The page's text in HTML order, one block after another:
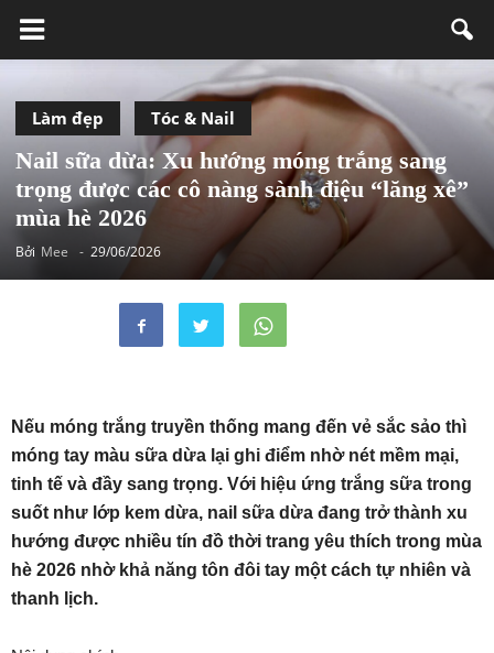
Làm đẹp Tóc & Nail
Nail sữa dừa: Xu hướng móng trắng sang
trọng được các cô nàng sành điệu “lăng xê”
mùa hè 2026
Bởi Mee - 29/06/2026
Nếu móng trắng truyền thống mang đến vẻ sắc sảo thì
móng tay màu sữa dừa lại ghi điểm nhờ nét mềm mại,
tinh tế và đầy sang trọng. Với hiệu ứng trắng sữa trong
suốt như lớp kem dừa, nail sữa dừa đang trở thành xu
hướng được nhiều tín đồ thời trang yêu thích trong mùa
hè 2026 nhờ khả năng tôn đôi tay một cách tự nhiên và
thanh lịch.